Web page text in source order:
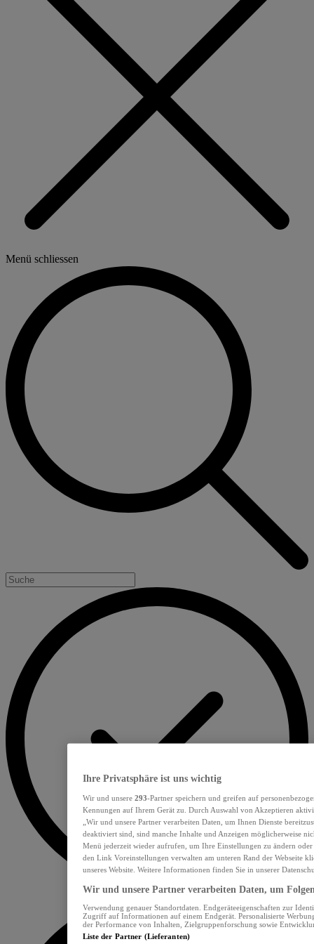
Menü schliessen
Ihre Privatsphäre ist uns wichtig
Wir und unsere 293-Partner speichern und greifen auf
Kennungen auf Ihrem Gerät zu. Durch Auswahl von Akzeptieren
„Wir und unsere Partner verarbeiten Daten, um Ihnen Dienste
deaktiviert sind, sind manche Inhalte und Anzeigen möglicherweise
Menü jederzeit wieder aufrufen, um Ihre Einstellungen zu ändern
den Link Voreinstellungen verwalten am unteren Rand der Webseite
unseres Website. Weitere Informationen finden Sie in unserer
Wir und unsere Partner verarbeiten Daten, um
Verwendung genauer Standortdaten. Endgeräteeigenschaften zur
Zugriff auf Informationen auf einem Endgerät. Personalisierte
der Performance von Inhalten, Zielgruppenforschung sowie
Liste der Partner (Lieferanten)